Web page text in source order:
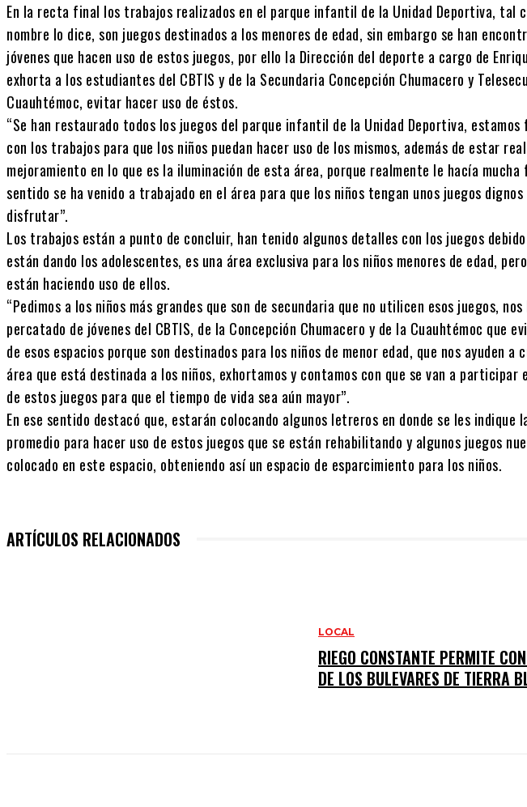
En la recta final los trabajos realizados en el parque infantil de la Unidad Deportiva, tal
nombre lo dice, son juegos destinados a los menores de edad, sin embargo se han
jóvenes que hacen uso de estos juegos, por ello la Dirección del deporte a cargo de
exhorta a los estudiantes del CBTIS y de la Secundaria Concepción Chumacero y
Cuauhtémoc, evitar hacer uso de éstos.
“Se han restaurado todos los juegos del parque infantil de la Unidad Deportiva, estamos
con los trabajos para que los niños puedan hacer uso de los mismos, además de estar
mejoramiento en lo que es la iluminación de esta área, porque realmente le hacía
sentido se ha venido a trabajado en el área para que los niños tengan unos juegos dignos
disfrutar”.
Los trabajos están a punto de concluir, han tenido algunos detalles con los juegos
están dando los adolescentes, es una área exclusiva para los niños menores de edad,
están haciendo uso de ellos.
“Pedimos a los niños más grandes que son de secundaria que no utilicen esos juegos, nos
percatado de jóvenes del CBTIS, de la Concepción Chumacero y de la Cuauhtémoc que
de esos espacios porque son destinados para los niños de menor edad, que nos ayuden a
área que está destinada a los niños, exhortamos y contamos con que se van a participar
de estos juegos para que el tiempo de vida sea aún mayor”.
En ese sentido destacó que, estarán colocando algunos letreros en donde se les indique
promedio para hacer uso de estos juegos que se están rehabilitando y algunos juegos
colocado en este espacio, obteniendo así un espacio de esparcimiento para los niños.
ARTÍCULOS RELACIONADOS
LOCAL
RIEGO CONSTANTE PERMITE
DE LOS BULEVARES DE TIERRA